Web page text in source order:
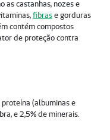
as castanhas, nozes e
fibrase gorduras
contém compostos
de proteção contra
(albuminas e
e 2,5% de minerais.